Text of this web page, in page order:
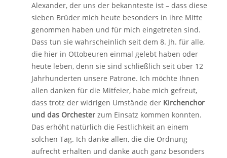
Alexander, der uns der bekannteste ist – dass diese
sieben Brüder mich heute besonders in ihre Mitte
genommen haben und für mich eingetreten sind.
Dass tun sie wahrscheinlich seit dem 8. Jh. für alle,
die hier in Ottobeuren einmal gelebt haben oder
heute leben, denn sie sind schließlich seit über 12
Jahrhunderten unsere Patrone. Ich möchte Ihnen
allen danken für die Mitfeier, habe mich gefreut,
dass trotz der widrigen Umstände der Kirchenchor
und das Orchester zum Einsatz kommen konnten.
Das erhöht natürlich die Festlichkeit an einem
solchen Tag. Ich danke allen, die die Ordnung
aufrecht erhalten und danke auch ganz besonders